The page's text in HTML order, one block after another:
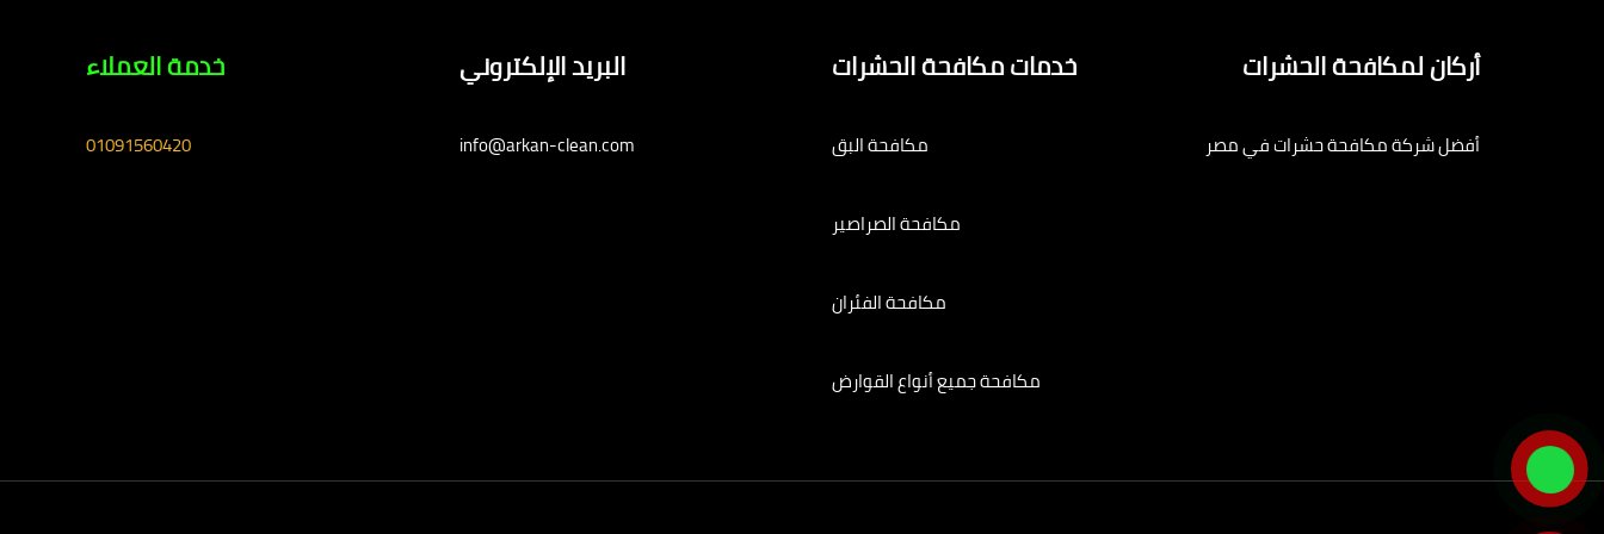
أركان لمكافحة الحشرات
أفضل شركة مكافحة حشرات في مصر
خدمات مكافحة الحشرات
مكافحة البق
مكافحة الصراصير
مكافحة الفئران
مكافحة جميع أنواع القوارض
البريد الإلكتروني
info@arkan-clean.com
خدمة العملاء
01091560420